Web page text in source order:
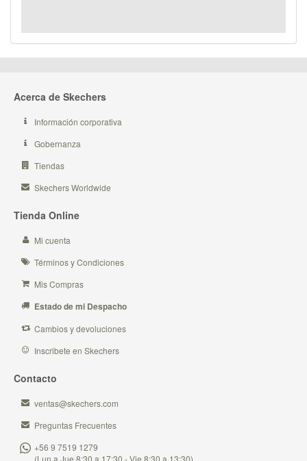
Acerca de Skechers
Información corporativa
Gobernanza
Tiendas
Skechers Worldwide
Tienda Online
Mi cuenta
Términos y Condiciones
Mis Compras
Estado de mi Despacho
Cambios y devoluciones
Inscribete en Skechers
Contacto
ventas@skechers.com
Preguntas Frecuentes
+56 9 7519 1279
(Lun a Jue 8:30 a 17:30 - Vie 8:30 a 13:30)